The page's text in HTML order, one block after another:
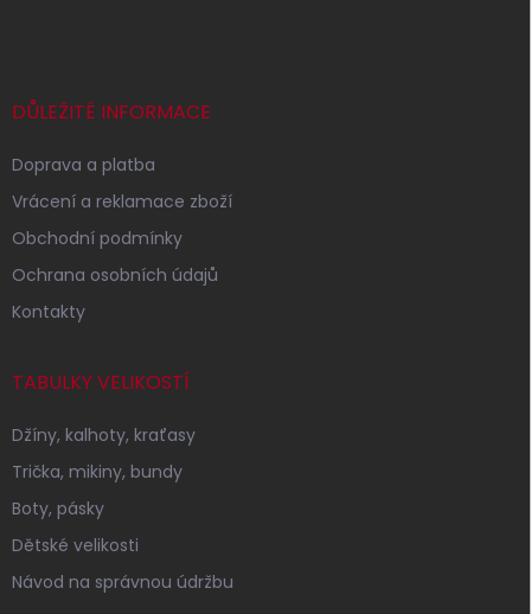
DŮLEŽITÉ INFORMACE
Doprava a platba
Vrácení a reklamace zboží
Obchodní podmínky
Ochrana osobních údajů
Kontakty
TABULKY VELIKOSTÍ
Džíny, kalhoty, kraťasy
Trička, mikiny, bundy
Boty, pásky
Dětské velikosti
Návod na správnou údržbu